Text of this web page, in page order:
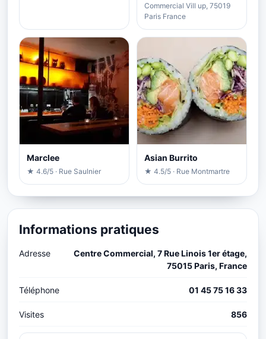
Commercial Vill up, 75019
Paris France
Marclee
★ 4.6/5 · Rue Saulnier
Asian Burrito
★ 4.5/5 · Rue Montmartre
Informations pratiques
Adresse
Centre Commercial, 7 Rue Linois 1er étage,
75015 Paris, France
Téléphone 01 45 75 16 33
Visites 856